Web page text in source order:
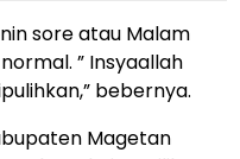
sore atau Malam
” Insyaallah
bebernya.
Magetan